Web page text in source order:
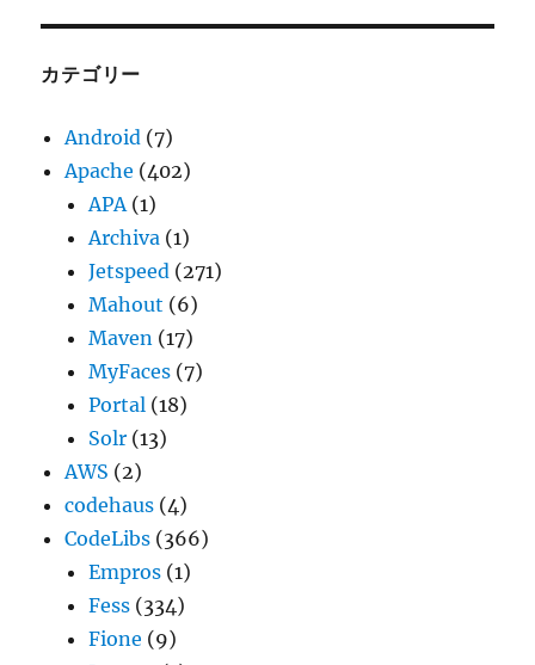
ブ
カテゴリー
Android (7)
Apache (402)
APA(1)
Archiva (1)
Jetspeed (271)
Mahout (6)
Maven (17)
MyFaces (7)
Portal (18)
Solr (13)
AWS (2)
codehaus (4)
CodeLibs (366)
Empros (1)
Fess (334)
Fione (9)